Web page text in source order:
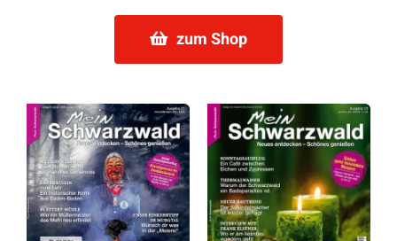
zum Shop